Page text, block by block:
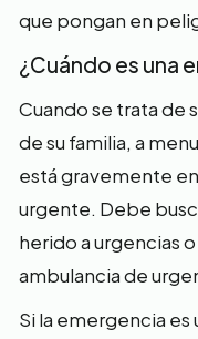
que pongan en
¿Cuándo es una
Cuando se trata de
de su familia, a
está gravemente
urgente. Debe
herido a urgencias
ambulancia de
Si la emergencia es